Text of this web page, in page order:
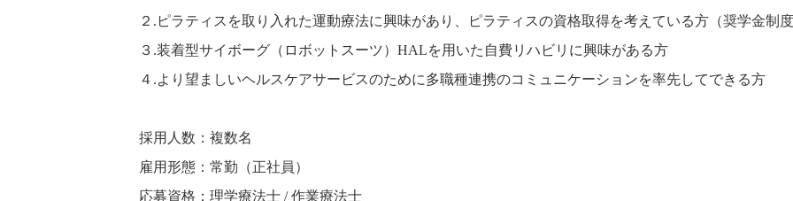
２.ピラティスを取り入れた運動療法に興味があり、ピラティスの資格取得を考えている方（奨学金制度
３.装着型サイボーグ（ロボットスーツ）HALを用いた自費リハビリに興味がある方
４.より望ましいヘルスケアサービスのために多職種連携のコミュニケーションを率先してできる方
採用人数：複数名
雇用形態：常勤（正社員）
応募資格：理学療法士 / 作業療法士